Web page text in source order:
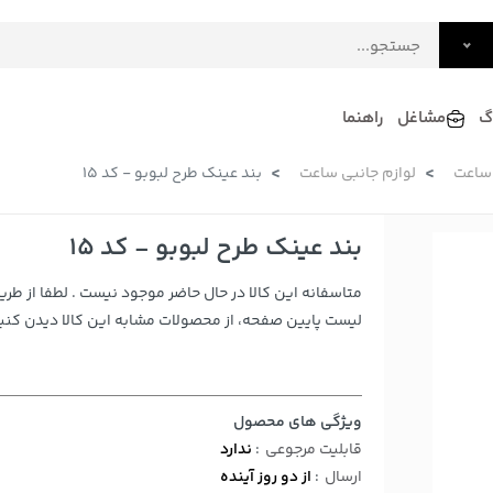
فرآورده های لبنی
دکوراسیون داخلی و تزئینی
سرو و پذیرایی
لوازم حیوانات خانگی
مشاغل راهنما
ساعت لوازم جانبی ساعت بند عینک طرح لبوبو - کد 15
بند عینک طرح لبوبو - کد 15
متاسفانه این کالا در حال حاضر موجود نیست . لطفا از
لیست پایین صفحه، از محصولات مشابه این کالا دیدن
ویژگی های محصول
قابلیت مرجوعی : ندارد
ارسال : از دو روز آینده